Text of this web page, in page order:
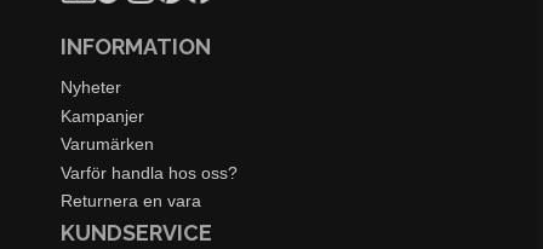
INFORMATION
Nyheter
Kampanjer
Varumärken
Varför handla hos oss?
Returnera en vara
KUNDSERVICE